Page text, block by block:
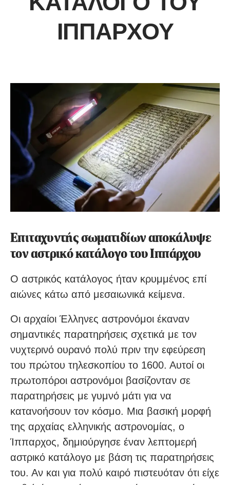
ΙΠΠΆΡΧΟΥ
Επιταχυντής σωματιδίων αποκάλυψε
τον αστρικό κατάλογο του Ιππάρχου
Ο αστρικός κατάλογος ήταν κρυμμένος επί
αιώνες κάτω από μεσαιωνικά κείμενα.
Οι αρχαίοι Έλληνες αστρονόμοι έκαναν
σημαντικές παρατηρήσεις σχετικά με τον
νυχτερινό ουρανό πολύ πριν την εφεύρεση
του πρώτου τηλεσκοπίου το 1600. Αυτοί οι
πρωτοπόροι αστρονόμοι βασίζονταν σε
παρατηρήσεις με γυμνό μάτι για να
κατανοήσουν τον κόσμο. Μια βασική μορφή
της αρχαίας ελληνικής αστρονομίας, ο
Ίππαρχος, δημιούργησε έναν λεπτομερή
αστρικό κατάλογο με βάση τις παρατηρήσεις
του. Αν και για πολύ καιρό πιστευόταν ότι είχε